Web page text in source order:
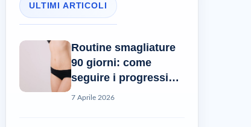
ULTIMI ARTICOLI
Routine smagliature
90 giorni: come
seguire i progressi
reali?
7 Aprile 2026